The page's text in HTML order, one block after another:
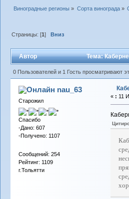
Виноградные регионы » Сорта винограда»
Страницы: [1] Вниз
Автор Тема:
0 Пользователей и 1 Гость просматривают
nau_63
Старожил
Спасибо
-Дано: 607
-Получено: 1107
Сообщений: 254
Рейтинг: 1109
г.Тольятти
« : 11